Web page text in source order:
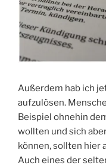
Außerdem hab ich
aufzulösen.
Beispiel ohnehin
wollten und sich
können, sollten hier
Auch eines der